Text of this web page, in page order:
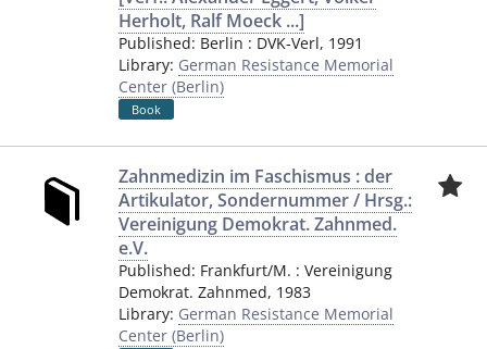
Herholt, Ralf Moeck ...]
Published: Berlin : DVK-Verl, 1991
Library: German Resistance Memorial
Center (Berlin)
Book
Zahnmedizin im Faschismus : der
Artikulator, Sondernummer / Hrsg.:
Vereinigung Demokrat. Zahnmed.
e.V.
Published: Frankfurt/M. : Vereinigung
Demokrat. Zahnmed, 1983
Library: German Resistance Memorial
Center (Berlin)